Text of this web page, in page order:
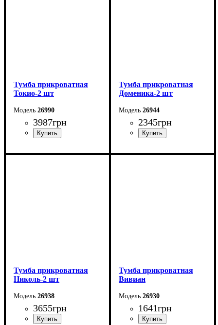
Тумба прикроватная
Токио-2 шт
26990
3987грн
Ширина: 55,2 см
Тумба прикроватная
Доменика-2 шт
26944
2345грн
Ширина: 46,4 см
Тумба прикроватная
Николь-2 шт
26938
3655грн
Тумба прикроватная
Вивиан
26930
1641грн